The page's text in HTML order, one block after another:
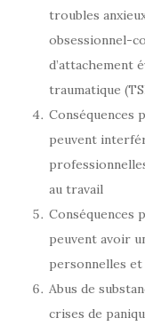
troubles
obsessionnel-
d’attachement
traumatique
Conséquences
peuvent
au travail
Conséquences
peuvent avoir
personnelles
Abus de
crises de